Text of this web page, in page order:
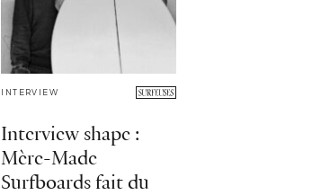
INTERVIEW
Interview shape :
Mère-Made
Surfboards fait du